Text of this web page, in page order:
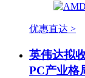
优惠直达 >
英伟达拟
PC产业格